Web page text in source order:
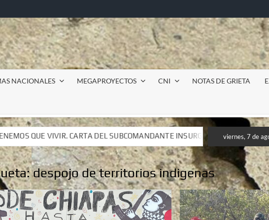
NACIONALES MEGAPROYECTOS CNI NOTAS DE GRIETA
INSURGENTE MOISÉS A LUIS DE TAVIRA
INSURGENTE MOISÉS A LUIS DE TAVIRA
viernes, 7 de
despojo de territorios indigenas